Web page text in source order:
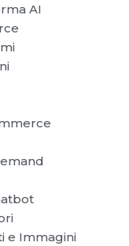
AI
e Immagini